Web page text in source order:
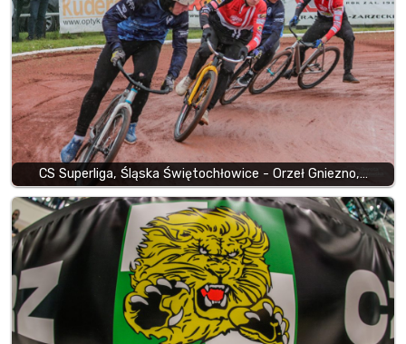
CS Superliga, Śląska Świętochłowice - Orzeł Gniezno,…